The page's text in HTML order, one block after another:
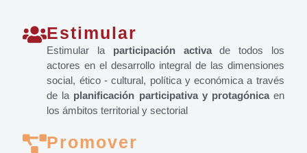
Estimular
Estimular la participación activade todos los
actores en el desarrollo integral de las dimensiones
social, ético - cultural, política y económica a través
de la planificación participativa y protagónica en
los ámbitos territorial y sectorial
Promover